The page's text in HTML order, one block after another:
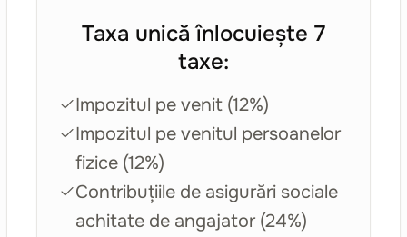
Taxa unică înlocuiește 7
taxe:
Impozitul pe venit (12%)
Impozitul pe venitul persoanelor
fizice (12%)
Contribuțiile de asigurări sociale
achitate de angajator (24%)